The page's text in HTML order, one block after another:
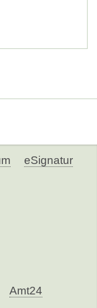
eSignatur
Amt24